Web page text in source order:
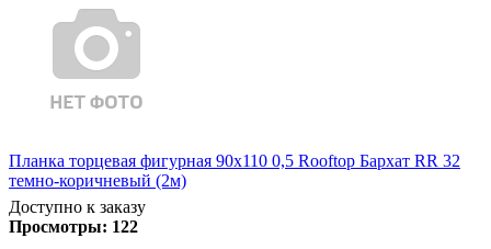
Планка торцевая фигурная 90х110 0,5 Rooftop Бархат RR 32
темно-коричневый (2м)
Доступно к заказу
Просмотры: 122